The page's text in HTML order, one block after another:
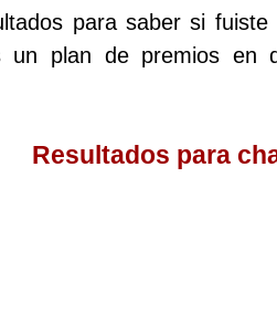
para saber si
un plan de premios en
Resultados para